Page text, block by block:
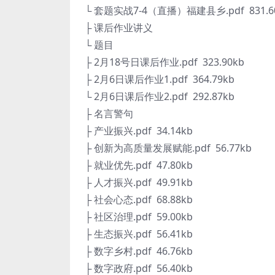
└ 套题实战7-4（直播）福建县乡.pdf
├ 课后作业讲义
└ 题目
├ 2月18号日课后作业.pdf 323.90kb
├ 2月6日课后作业1.pdf 364.79kb
└ 2月6日课后作业2.pdf 292.87kb
├ 名言警句
├ 产业振兴.pdf 34.14kb
├ 创新为高质量发展赋能.pdf 56.77kb
├ 就业优先.pdf 47.80kb
├ 人才振兴.pdf 49.91kb
├ 社会心态.pdf 68.88kb
├ 社区治理.pdf 59.00kb
├ 生态振兴.pdf 56.41kb
├ 数字乡村.pdf 46.76kb
├ 数字政府.pdf 56.40kb